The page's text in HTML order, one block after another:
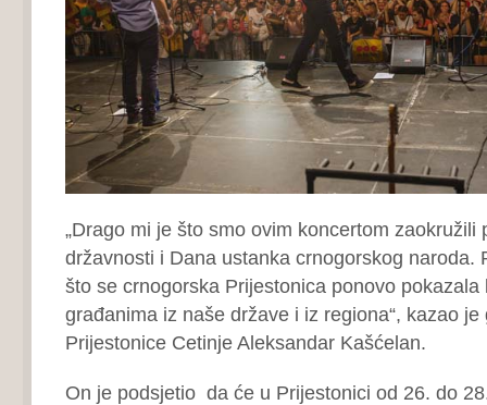
„Drago mi je što smo ovim koncertom zaokružili
državnosti i Dana ustanka crnogorskog naroda.
što se crnogorska Prijestonica ponovo pokazala
građanima iz naše države i iz regiona“, kazao je
Prijestonice Cetinje Aleksandar Kašćelan.
On je podsjetio da će u Prijestonici od 26. do